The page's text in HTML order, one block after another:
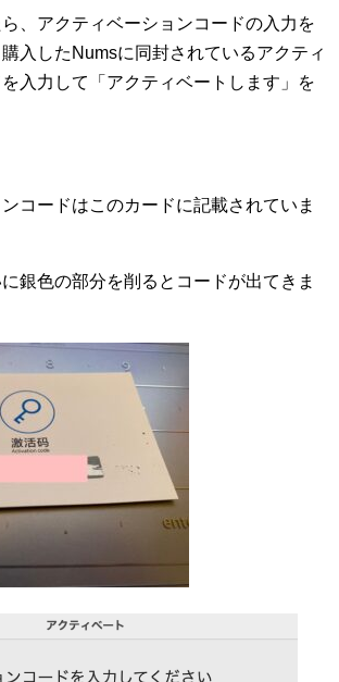
、アクティベーションコードの入力を
入したNumsに同封されているアクティ
入力して「アクティベートします」を
コードはこのカードに記載されていま
銀色の部分を削るとコードが出てきま